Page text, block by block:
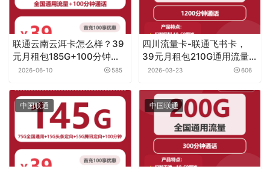
联通云南云洱卡怎么样？39
元月租包185G+100分钟
——联通流量卡测评
2026-06-10 585
四川流量卡-联通飞书卡，
39元月租包210G通用流量
+1200分钟
2026-03-23 606
中国联通 中国联通